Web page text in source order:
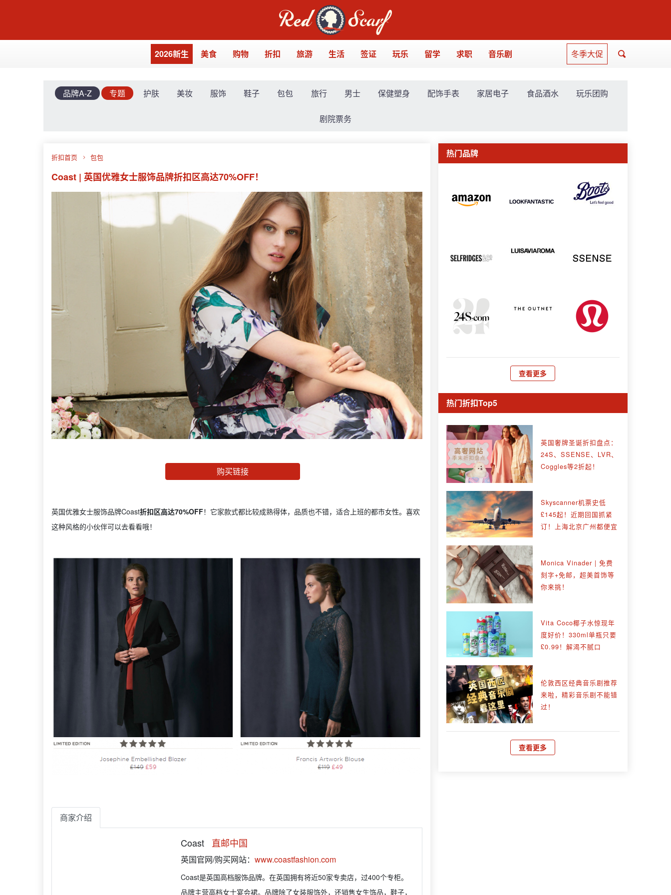
2026新生 美食 购物 折扣 旅游 生活 签证 玩乐 留学 求职 音乐剧 冬季大促
品牌A-Z 专题 护肤 美妆 服饰 鞋子 包包 旅行 男士 保健塑身 配饰手表 家居电子 食品酒水 玩乐团购
剧院票务
折扣首页 包包
Coast | 英国优雅女士服饰品牌折扣区高达70%OFF！
购买链接
英国优雅女士服饰品牌Coast折扣区高达70%OFF！它家款式都比较成熟得体，品质也不错，适合上班的都市女性。喜欢
这种风格的小伙伴可以去看看哦！
商家介绍
Coast 直邮中国
英国官网/购买网站： www.coastfashion.com
Coast是英国高档服饰品牌。在英国拥有将近50家专卖店，过400个专柜。
品牌主营高档女士宴会裙。品牌除了女装服饰外，还销售女生饰品，鞋子，
热门品牌
查看更多
热门折扣Top5
英国奢牌圣诞折扣盘点：
24S、SSENSE、LVR、
Coggles等2折起！
Skyscanner机票史低
£145起！近期回国抓紧
订！上海北京广州都便宜
Monica Vinader | 免费
刻字+免邮，超美首饰等
你来挑！
Vita Coco椰子水惊现年
度好价！330ml单瓶只要
£0.99！解渴不腻口
伦敦西区经典音乐剧推荐
来啦，精彩音乐剧不能错
过！
查看更多